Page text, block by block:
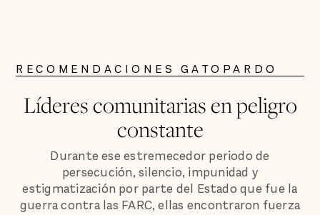
RECOMENDACIONES GATOPARDO
Líderes comunitarias en peligro
constante
Durante ese estremecedor periodo de
persecución, silencio, impunidad y
estigmatización por parte del Estado que fue la
guerra contra las FARC, ellas encontraron fuerza